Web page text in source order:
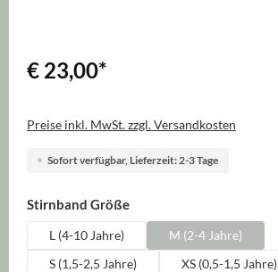
€ 23,00*
Preise inkl. MwSt. zzgl. Versandkosten
Sofort verfügbar, Lieferzeit: 2-3 Tage
Stirnband Größeauswählen
L (4-10 Jahre)
M (2-4 Jahre)
S (1,5-2,5 Jahre)
XS (0,5-1,5 Jahre)